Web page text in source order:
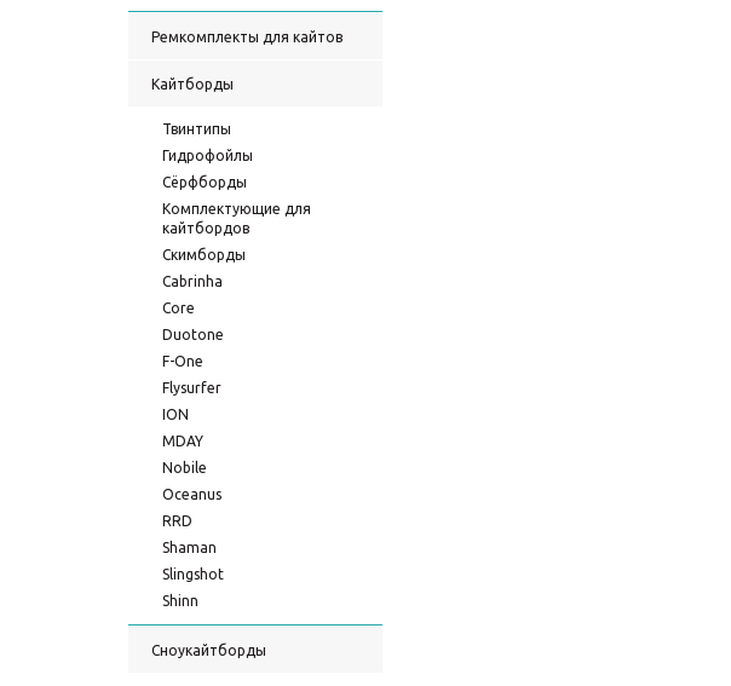
Ремкомплекты для кайтов
Кайтборды
Твинтипы
Гидрофойлы
Сёрфборды
Комплектующие для
кайтбордов
Скимборды
Cabrinha
Core
Duotone
F-One
Flysurfer
ION
MDAY
Nobile
Oceanus
RRD
Shaman
Slingshot
Shinn
Сноукайтборды